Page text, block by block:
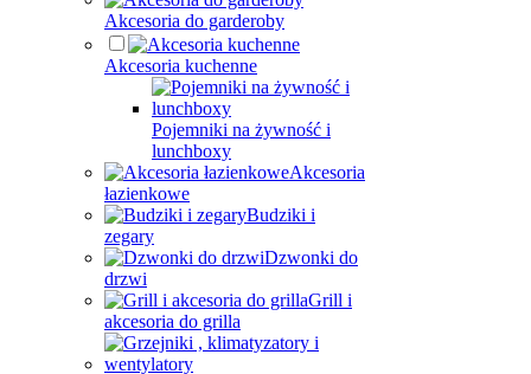
Akcesoria do garderoby
Akcesoria kuchenne
Pojemniki na żywność i
lunchboxy
Akcesoria
łazienkowe
Budziki i
zegary
Dzwonki do
drzwi
Grill i
akcesoria do grilla